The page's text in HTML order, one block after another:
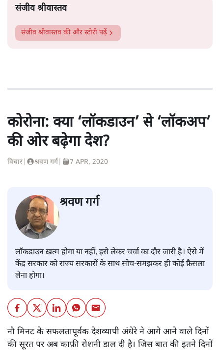
संजीव श्रीवास्तव
संजीव श्रीवास्तव की और स्टोरी पढ़ें
कोरोना: क्या ‘लॉकडाउन’ से ‘लॉकअप‘
की ओर बढ़ेगा देश?
विचार श्रवण गर्ग 7 APR, 2020
श्रवण गर्ग